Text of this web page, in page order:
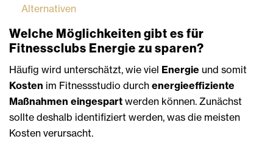
Alternativen
Welche Möglichkeiten gibt es für
Fitnessclubs Energie zu sparen?
Häufig wird unterschätzt, wie viel Energie und somit
Kosten im Fitnessstudio durch energieeffiziente
Maßnahmen eingespart werden können. Zunächst
sollte deshalb identifiziert werden, was die meisten
Kosten verursacht.